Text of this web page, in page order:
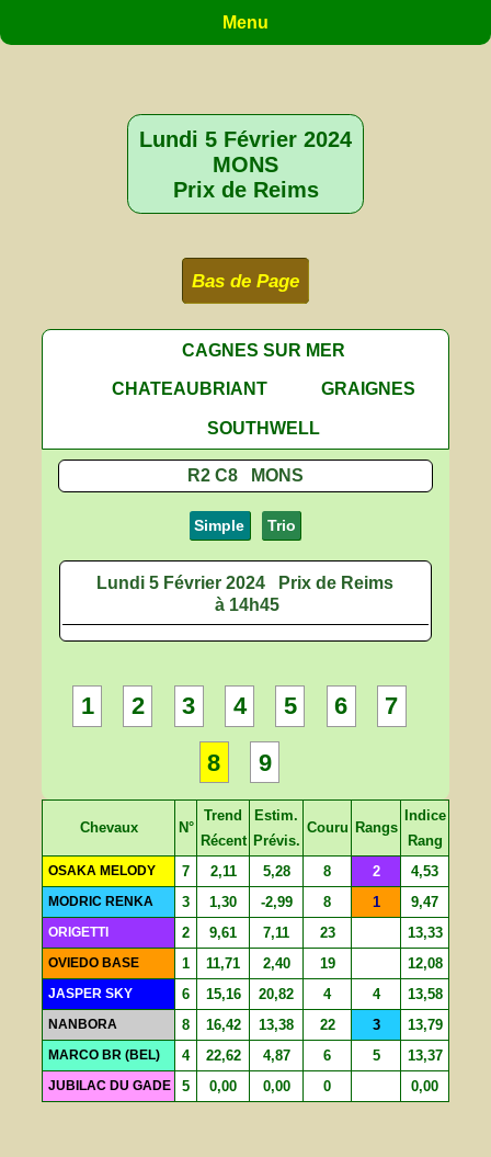
Menu
Lundi 5 Février 2024
MONS
Prix de Reims
Bas de Page
CAGNES SUR MER
CHATEAUBRIANT
GRAIGNES
SOUTHWELL
R2 C8 MONS
Simple Trio
Lundi 5 Février 2024
Prix de Reims
à 14h45
1 2 3 4 5 6 7
8 9
Chevaux N°
Trend
Récent
Estim.
Prévis.
Couru Rangs
Indice
Rang
OSAKA MELODY 7 2,11 5,28 8 2 4,53
MODRIC RENKA 3 1,30 -2,99 8 1 9,47
ORIGETTI 2 9,61 7,11 23 13,33
OVIEDO BASE 1 11,71 2,40 19 12,08
JASPER SKY 6 15,16 20,82 4 4 13,58
NANBORA 8 16,42 13,38 22 3 13,79
MARCO BR (BEL) 4 22,62 4,87 6 5 13,37
JUBILAC DU GADE 5 0,00 0,00 0 0,00